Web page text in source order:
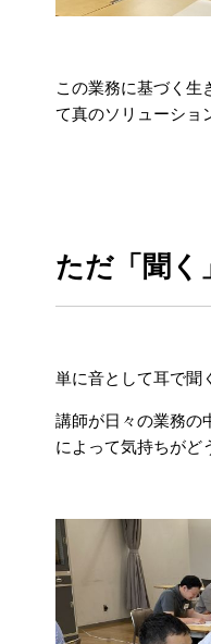
この業務に基づく生
て真のソリューショ
ただ「聞く
単に音として耳で聞
講師が日々の業務の
によって気持ちがど